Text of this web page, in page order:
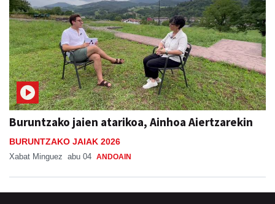
Buruntzako jaien atarikoa, Ainhoa Aiertzarekin
BURUNTZAKO JAIAK 2026
Xabat Minguez abu 04 ANDOAIN